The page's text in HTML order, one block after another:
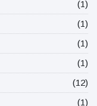
(1)
(1)
(1)
(1)
(12)
(1)